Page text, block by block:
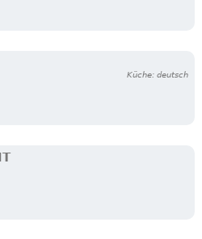
Küche: deutsch